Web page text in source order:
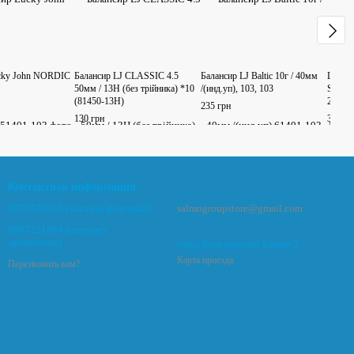
John NORDIC Балансир LJ CLASSIC 4.5
50мм / 13H (без трійника) *10
(81450-13H)
130 грн
Балансир LJ Baltic 10г / 40мм
/(инд.уп), 103, 103
235 грн
214
350
Контактная информация
0675574025 (магазин фізичний)
0987221884 (інтернет
замовлення)
Перезвонить вам?
salmogroupstore@gmail.com
город Киев проспект Бажана 3
Карта проезда